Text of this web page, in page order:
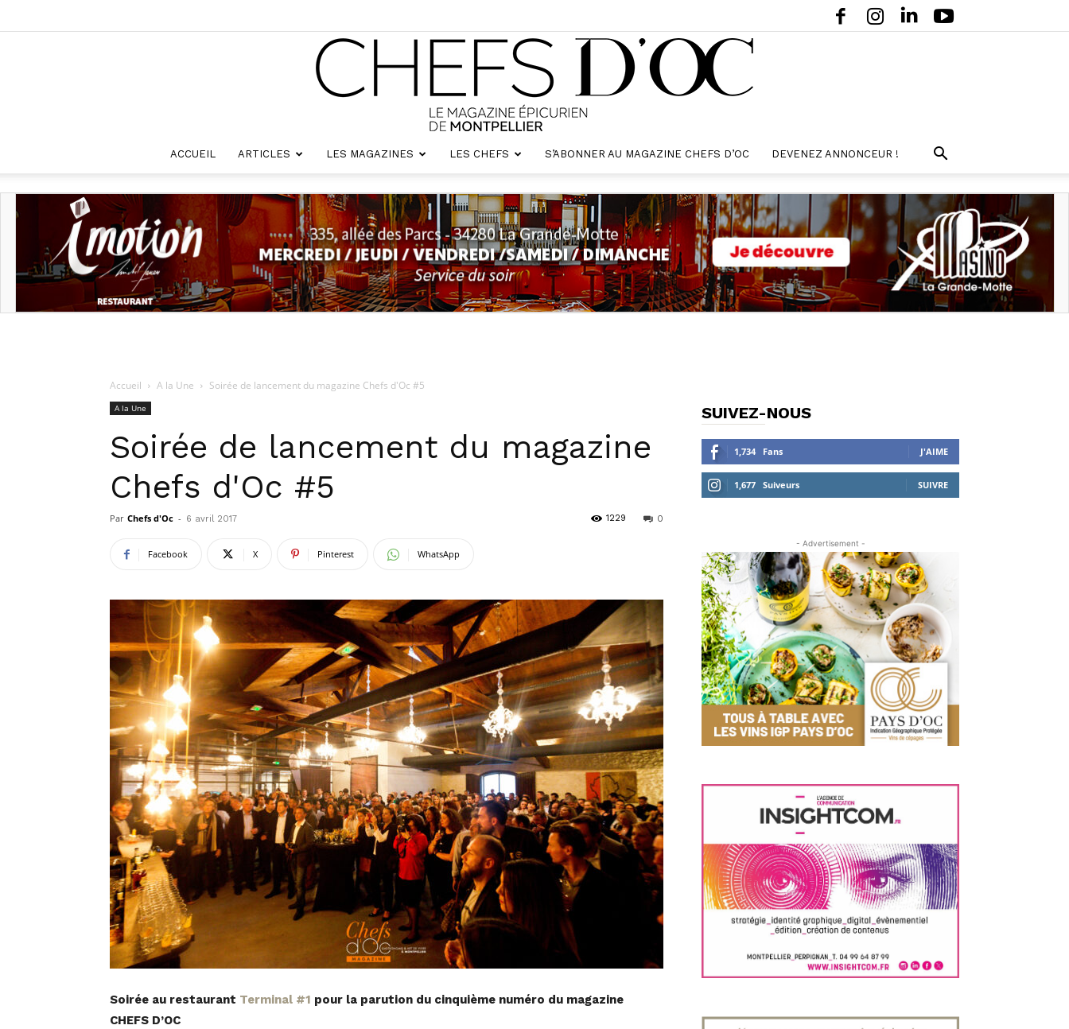
d'oc
ACCUEIL ARTICLES LES MAGAZINES LES CHEFS S’ABONNER AU MAGAZINE CHEFS D’OC DEVENEZ ANNONCEUR !
Accueil A la Une Soirée de lancement du magazine Chefs d'Oc #5
A la Une
Soirée de lancement du magazine
Chefs d'Oc #5
Par Chefs d'Oc - 6 avril 2017 0
1229
Facebook X Pinterest WhatsApp
Soirée au restaurant Terminal #1 pour la parution du cinquième numéro du magazine
CHEFS D’OC
SUIVEZ-NOUS
1,734 Fans J'AIME
1,677 Suiveurs SUIVRE
- Advertisement -